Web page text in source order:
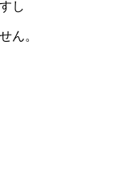
し
ん。